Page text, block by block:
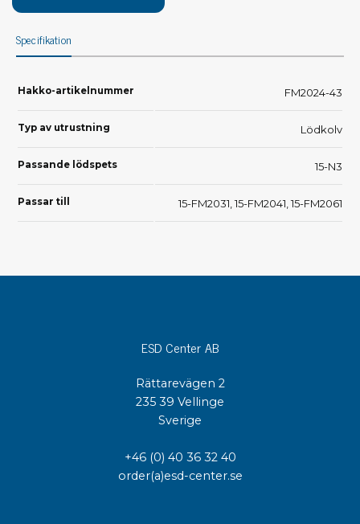
Specifikation
Hakko-artikelnummer FM2024-43
Typ av utrustning Lödkolv
Passande lödspets 15-N3
Passar till 15-FM2031, 15-FM2041, 15-FM2061
ESD Center AB
Rättarevägen 2
235 39 Vellinge
Sverige
+46 (0) 40 36 32 40
order(a)esd-center.se